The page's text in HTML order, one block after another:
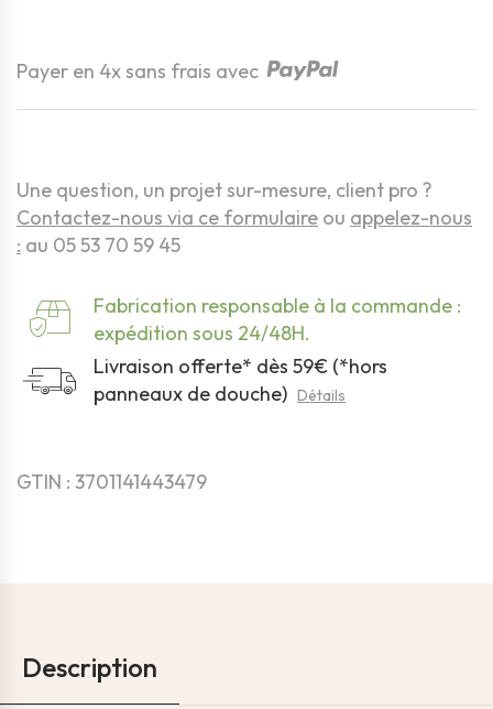
Payer en 4x sans frais avec
Une question, un projet sur-mesure, client pro ?
Contactez-nous via ce formulaire ou appelez-nous
: au 05 53 70 59 45
Fabrication responsable à la commande :
expédition sous 24/48H.
Livraison offerte* dès 59€ (*hors
panneaux de douche) Détails
GTIN : 3701141443479
Description